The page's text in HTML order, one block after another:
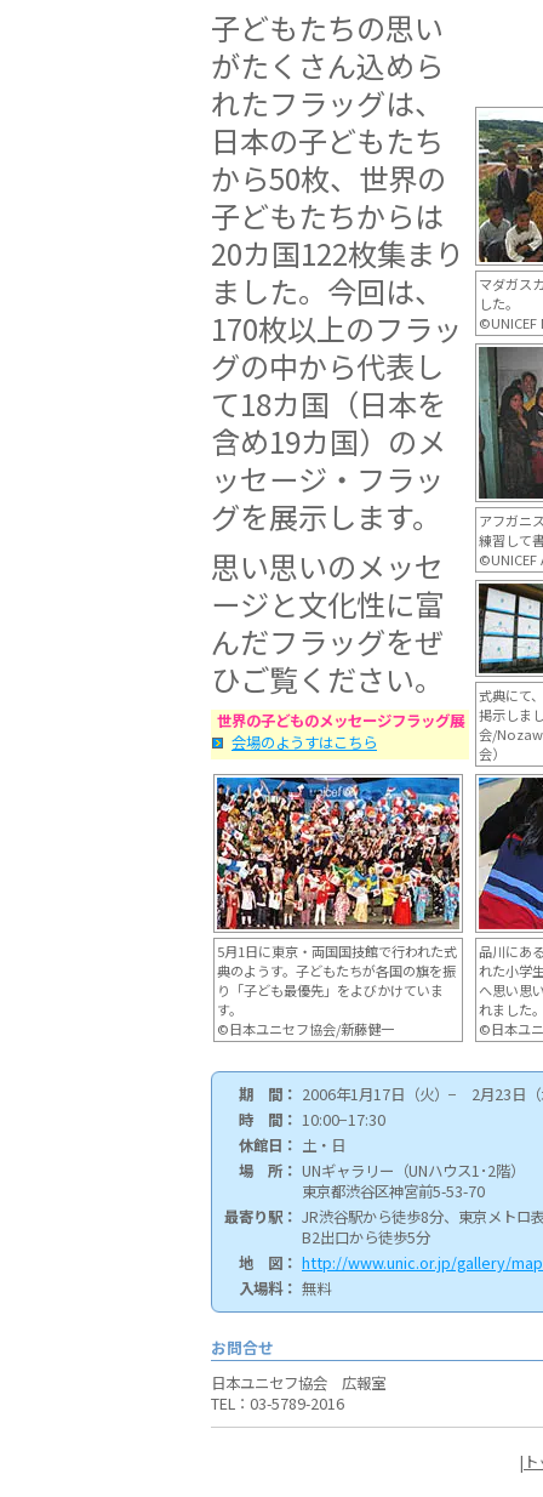
子どもたちの思い
がたくさん込めら
れたフラッグは、
日本の子どもたち
から50枚、世界の
子どもたちからは
20カ国122枚集まり
ました。今回は、
170枚以上のフラッ
グの中から代表し
て18カ国（日本を
含め19カ国）のメ
ッセージ・フラッ
グを展示します。
思い思いのメッセ
ージと文化性に富
んだフラッグをぜ
ひご覧ください。
世界の子どものメッセージフラッグ展
会場のようすはこちら
マダガス
した。
アフガニ
練習して
式典にて
掲示しま
会/
会）
品川にあ
れた小学
へ思い思
れました
©日本ユ
5月1日に東京・両国国技館で行われた式
典のようす。子どもたちが各国の旗を振
り「子ども最優先」をよびかけていま
す。
©日本ユニセフ協会/新藤健一
期 間： 2006年1月17日（火）− 2月23日（
時 間： 10:00−17:30
休館日： 土・日
場 所： UNギャラリー（UNハウス1･2階）
東京都渋谷区神宮前5-53-70
最寄り駅： JR渋谷駅から徒歩8分、東京メト
B2出口から徒歩5分
地 図： http://www.unic.or.jp/gallery/
入場料： 無料
お問合せ
日本ユニセフ協会 広報室
TEL：03-5789-2016
|